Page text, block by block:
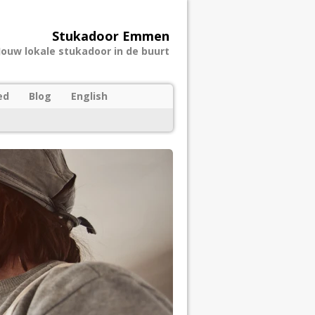
Stukadoor Emmen
lokale stukadoor in de buurt
Blog
English